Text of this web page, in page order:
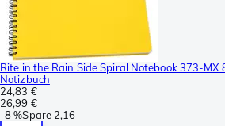
Rite in the Rain Side Spiral Notebook 373-MX
Notizbuch
24,83 €
26,99 €
-8 %Spare 2,16